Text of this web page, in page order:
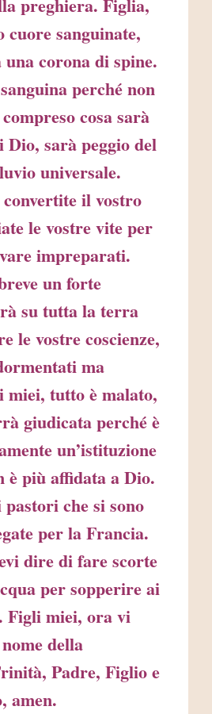
preghiera. Figlia,
sanguinate,
corona di spine.
perché non
cosa sarà
sarà peggio del
universale.
il vostro
le vostre vite per
impreparati.
un forte
su tutta la terra
le vostre coscienze,
ma
miei, tutto è malato,
giudicata perché è
un’istituzione
è più affidata a Dio.
che si sono
per la Francia.
dire di fare scorte
per sopperire ai
Figli miei, ora vi
della
Padre, Figlio e
amen.